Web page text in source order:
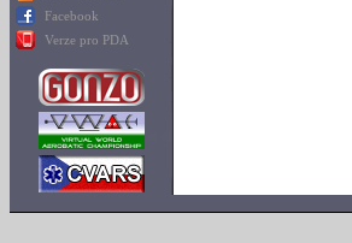
Facebook
Verze pro PDA